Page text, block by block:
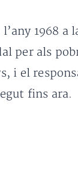
1968 a
per als
i el
fins ara.